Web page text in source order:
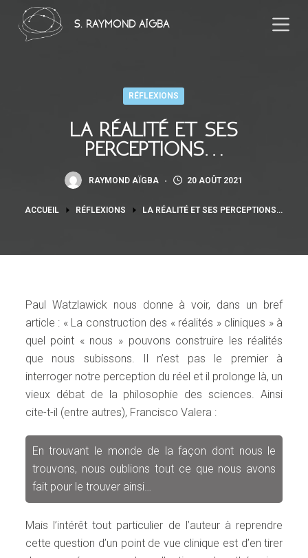
a
S. RAYMOND AÏGBA
RÉFLEXIONS
LA RÉALITÉ ET SES
PERCEPTIONS…
RAYMOND AÏGBA 20 AOÛT 2021
ACCUEIL RÉFLEXIONS LA RÉALITÉ ET SES PERCEPTIONS…
Paul Watzlawick nous donne à voir, dans un bref
article : « La construction des « réalités » cliniques » à
quel point « nous » pouvons construire les réalités
que nous subissons. Il n’est pas le premier à
interroger notre perception du réel et il prolonge là, un
vieux débat de la philosophie des sciences. Ainsi
cite-t-il (entre autres), Francisco Valera :
En trouvant le monde de la façon dont nous le
trouvons, nous oublions tout ce que nous avons
fait pour le trouver ainsi…
Mais l’intérêt tout particulier de l’auteur à reprendre
cette question d’un point de vue clinique est d’en tirer